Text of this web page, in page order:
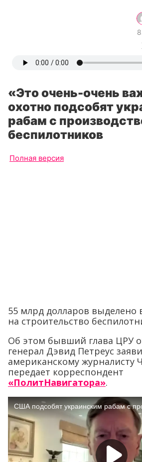
«Это очень-очень
охотно подсобят
рабам с
беспилотников
Полная версия
55 млрд долларов
на строительство
Об этом бывший глава ЦРУ
генерал Дэвид Петреус
американскому журналисту
передает корреспондент
«ПолитНавигатора».